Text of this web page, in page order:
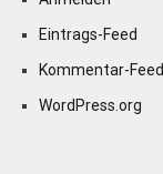
Eintrags-Feed
Kommentar-Feed
WordPress.org